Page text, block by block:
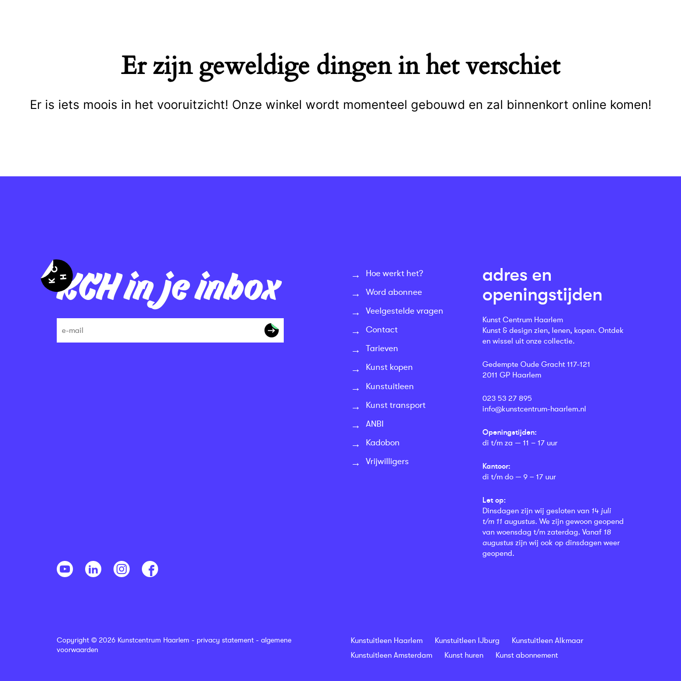
Er zijn geweldige dingen in het verschiet
Er is iets moois in het vooruitzicht! Onze winkel wordt momenteel gebouwd en zal binnenkort online komen!
KCH in je inbox
Hoe werkt het?
Word abonnee
Veelgestelde vragen
Contact
Tarieven
Kunst kopen
Kunstuitleen
Kunst transport
ANBI
Kadobon
Vrijwilligers
adres en
openingstijden
Kunst Centrum Haarlem
Kunst & design zien, lenen, kopen. Ontdek
en wissel uit onze collectie.
Gedempte Oude Gracht 117-121
2011 GP Haarlem
023 53 27 895
info@kunstcentrum-haarlem.nl
Openingstijden:
di t/m za — 11 – 17 uur
Kantoor:
di t/m do — 9 – 17 uur
Let op:
Dinsdagen zijn wij gesloten van 14 juli
t/m 11 augustus. We zijn gewoon geopend
van woensdag t/m zaterdag. Vanaf 18
augustus zijn wij ook op dinsdagen weer
geopend.
Copyright © 2026 Kunstcentrum Haarlem - privacy statement - algemene
voorwaarden
Kunstuitleen Haarlem Kunstuitleen IJburg
Kunstuitleen Alkmaar
Kunstuitleen Amsterdam
Kunst huren Kunst abonnement